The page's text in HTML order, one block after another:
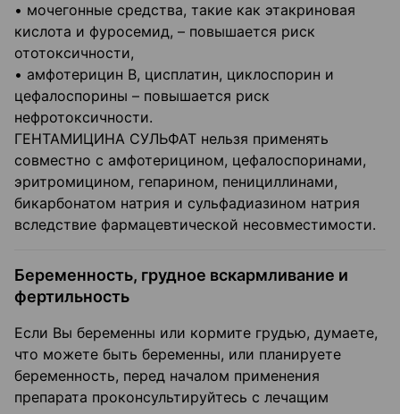
• мочегонные средства, такие как этакриновая
кислота и фуросемид, – повышается риск
ототоксичности,
• амфотерицин В, цисплатин, циклоспорин и
цефалоспорины – повышается риск
нефротоксичности.
ГЕНТАМИЦИНА СУЛЬФАТ нельзя применять
совместно с амфотерицином, цефалоспоринами,
эритромицином, гепарином, пенициллинами,
бикарбонатом натрия и сульфадиазином натрия
вследствие фармацевтической несовместимости.
Беременность, грудное вскармливание и
фертильность
Если Вы беременны или кормите грудью, думаете,
что можете быть беременны, или планируете
беременность, перед началом применения
препарата проконсультируйтесь с лечащим